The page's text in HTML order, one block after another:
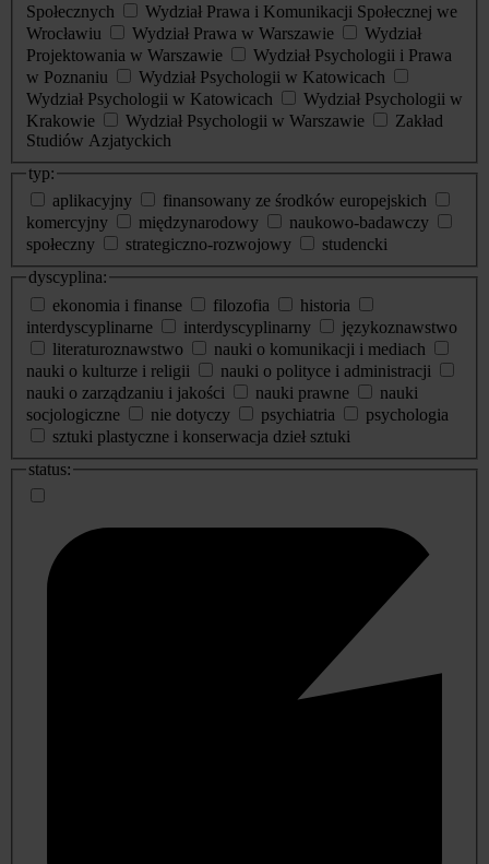
Społecznych
Wydział Prawa i Komunikacji Społecznej we
Wrocławiu
Wydział Prawa w Warszawie
Wydział
Projektowania w Warszawie
Wydział Psychologii i Prawa
w Poznaniu
Wydział Psychologii w Katowicach
Wydział Psychologii w Katowicach
Wydział Psychologii w
Krakowie
Wydział Psychologii w Warszawie
Zakład
Studiów Azjatyckich
typ:
aplikacyjny
finansowany ze środków europejskich
komercyjny
międzynarodowy
naukowo-badawczy
społeczny
strategiczno-rozwojowy
studencki
dyscyplina:
ekonomia i finanse
filozofia
historia
interdyscyplinarne
interdyscyplinarny
językoznawstwo
literaturoznawstwo
nauki o komunikacji i mediach
nauki o kulturze i religii
nauki o polityce i administracji
nauki o zarządzaniu i jakości
nauki prawne
nauki
socjologiczne
nie dotyczy psychiatria
psychologia
sztuki plastyczne i konserwacja dzieł sztuki
status: